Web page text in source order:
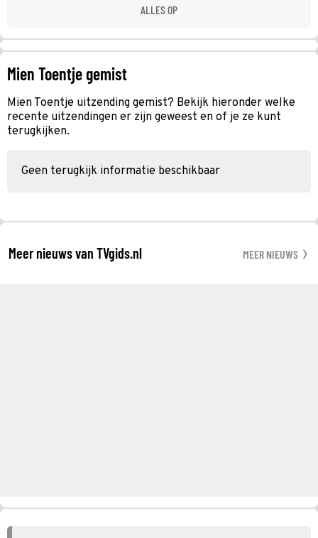
ALLES OP
Mien Toentje gemist
Mien Toentje uitzending gemist? Bekijk hieronder welke
recente uitzendingen er zijn geweest en of je ze kunt
terugkijken.
Geen terugkijk informatie beschikbaar
Meer nieuws van TVgids.nl MEER NIEUWS